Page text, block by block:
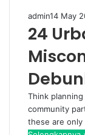
admin14 May
24
Think
community
these are